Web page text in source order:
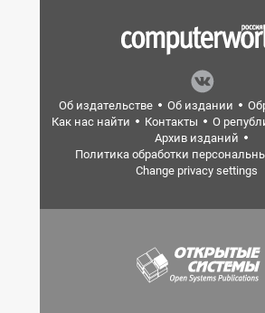
Об издательстве Об издании
Как нас найти
Контакты О
Архив изданий
Политика обработки
Change privacy settings